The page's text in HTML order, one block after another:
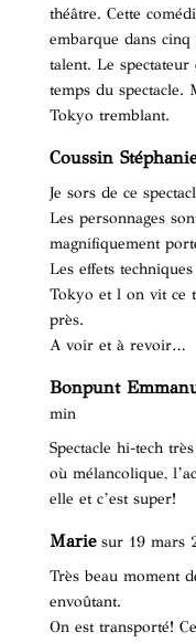
théâtre. Cette
embarque dans
talent. Le
temps du spectacle.
Tokyo tremblant.
Coussin Stéphanie
Je sors de ce
Les personnages
magnifiquement
Les effets
Tokyo et l on vit ce
près.
A voir et à revoir…
Bonpunt
min
Spectacle hi-tech
où mélancolique,
elle et c’est super!
Marie sur 19 mars
Très beau moment
envoûtant.
On est transporté!